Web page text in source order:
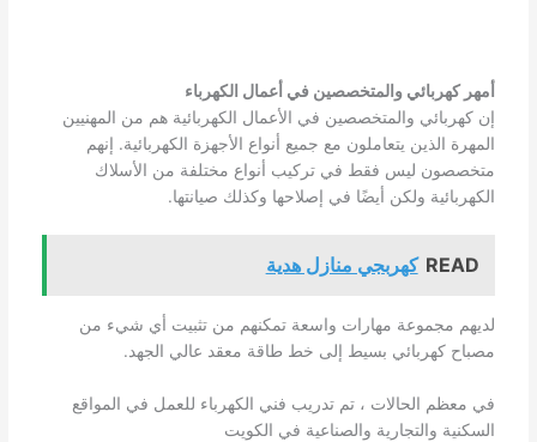
أمهر كهربائي والمتخصصين في أعمال الكهرباء
إن كهربائي والمتخصصين في الأعمال الكهربائية هم من المهنيين
المهرة الذين يتعاملون مع جميع أنواع الأجهزة الكهربائية. إنهم
متخصصون ليس فقط في تركيب أنواع مختلفة من الأسلاك
الكهربائية ولكن أيضًا في إصلاحها وكذلك صيانتها.
READ كهربجي منازل هدية
لديهم مجموعة مهارات واسعة تمكنهم من تثبيت أي شيء من
مصباح كهربائي بسيط إلى خط طاقة معقد عالي الجهد.
في معظم الحالات ، تم تدريب فني الكهرباء للعمل في المواقع
السكنية والتجارية والصناعية في الكويت